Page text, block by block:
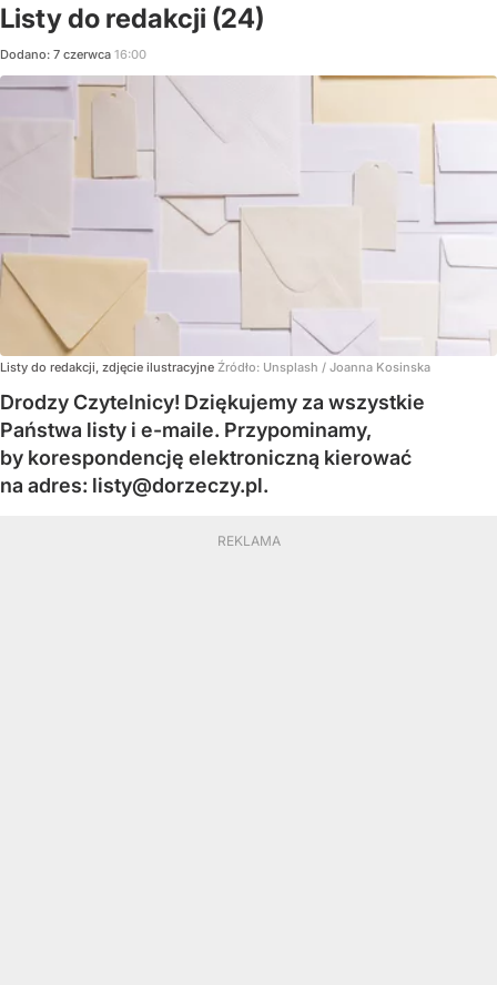
Listy do redakcji (24)
Dodano: 7 czerwca 16:00
Listy do redakcji, zdjęcie ilustracyjne Źródło: Unsplash / Joanna Kosinska
Drodzy Czytelnicy! Dziękujemy za wszystkie
Państwa listy i e-maile. Przypominamy,
by korespondencję elektroniczną kierować
na adres: listy@dorzeczy.pl.